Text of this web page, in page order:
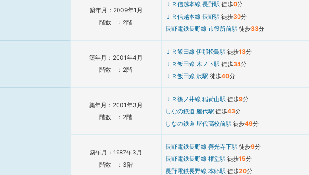
築年月：2009年1月
階数 ：2階
ＪＲ信越本線 長野駅 徒歩0分
ＪＲ信越本線 長野駅 徒歩30分
長野電鉄長野線 市役所前駅 徒歩33分
築年月：2001年4月
階数 ：2階
ＪＲ飯田線 伊那松島駅 徒歩13分
ＪＲ飯田線 木ノ下駅 徒歩34分
ＪＲ飯田線 沢駅 徒歩40分
築年月：2001年3月
階数 ：2階
ＪＲ篠ノ井線 稲荷山駅 徒歩9分
しなの鉄道 屋代駅 徒歩43分
しなの鉄道 屋代高校前駅 徒歩49分
築年月：1987年3月
階数 ：3階
長野電鉄長野線 善光寺下駅 徒歩9分
長野電鉄長野線 権堂駅 徒歩15分
長野電鉄長野線 本郷駅 徒歩20分